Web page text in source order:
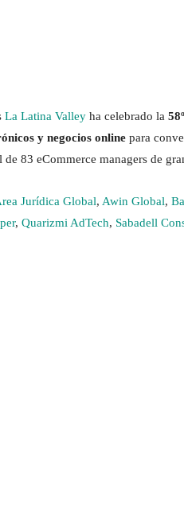
La Latina Valley ha celebrado la
y negocios online para
83 eCommerce managers de
Jurídica Global, Awin Global,
, Quarizmi AdTech, Sabadell